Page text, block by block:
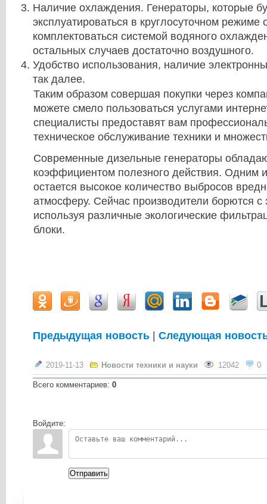
Наличие охлаждения. Генераторы, которые
эксплуатироваться в круглосуточном
комплектоваться системой водяного
остальных случаев достаточно воздушного.
Удобство использования, наличие
так далее.
Таким образом совершая покупки через
можете смело пользоваться услугами
специалисты предоставят вам
техническое обслуживание техники и
Современные дизельные генераторы
коэффициентом полезного действия. Одним
остается высокое количество выбросов
атмосферу. Сейчас производители борются с
используя различные экологические
блоки.
Предыдущая новость | Следующая
2019-11-13 Новости техники и науки 12042 0
Всего комментариев: 0
Войдите:
Отправить